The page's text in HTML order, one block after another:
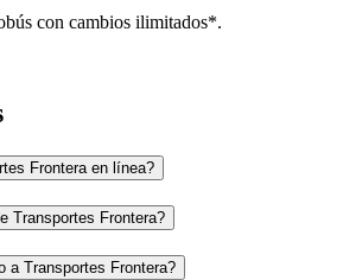
con cambios ilimitados*.
Frontera en línea?
Transportes Frontera?
a Transportes Frontera?